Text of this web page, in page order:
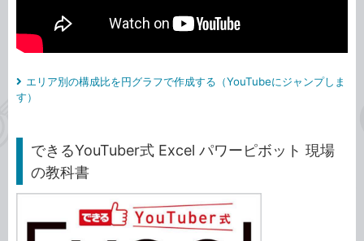
エリア別の構成比を円グラフで作成する（YouTubeにジャンプしま
す）
できるYouTuber式 Excel パワーピボット 現場
の教科書